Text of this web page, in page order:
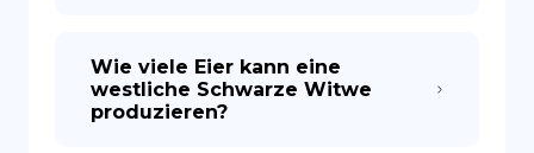
Wie viele Eier kann eine
westliche Schwarze Witwe
produzieren?